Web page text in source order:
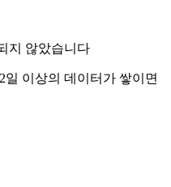
지 않았습니다
이상의 데이터가 쌓이면